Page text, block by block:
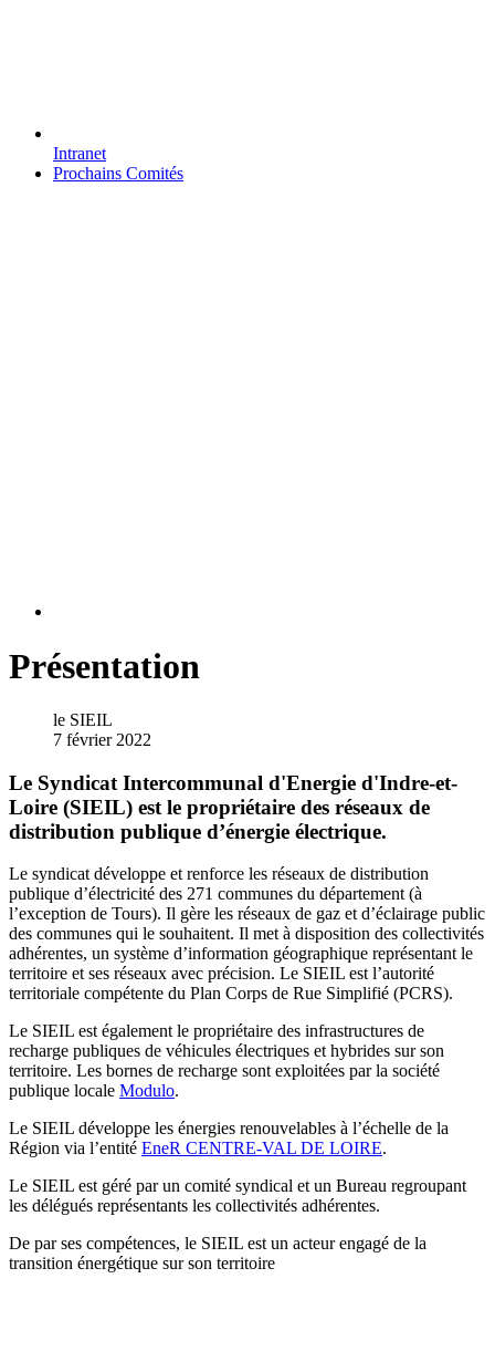
Intranet
Prochains Comités
Présentation
le SIEIL
7 février 2022
Le Syndicat Intercommunal d'Energie d'Indre-et-
Loire (SIEIL) est le propriétaire des réseaux de
distribution publique d’énergie électrique.
Le syndicat développe et renforce les réseaux de distribution
publique d’électricité des 271 communes du département (à
l’exception de Tours). Il gère les réseaux de gaz et d’éclairage public
des communes qui le souhaitent. Il met à disposition des collectivités
adhérentes, un système d’information géographique représentant le
territoire et ses réseaux avec précision. Le SIEIL est l’autorité
territoriale compétente du Plan Corps de Rue Simplifié (PCRS).
Le SIEIL est également le propriétaire des infrastructures de
recharge publiques de véhicules électriques et hybrides sur son
territoire. Les bornes de recharge sont exploitées par la société
publique locale Modulo.
Le SIEIL développe les énergies renouvelables à l’échelle de la
Région via l’entité EneR CENTRE-VAL DE LOIRE.
Le SIEIL est géré par un comité syndical et un Bureau regroupant
les délégués représentants les collectivités adhérentes.
De par ses compétences, le SIEIL est un acteur engagé de la
transition énergétique sur son territoire